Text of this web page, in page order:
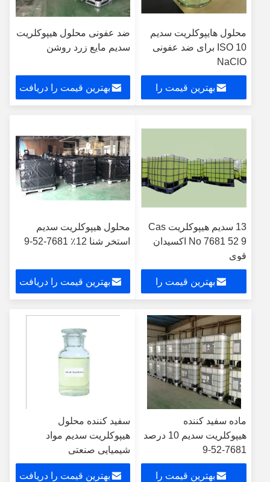
محلول هایپوکلریت سدیم
ISO 10 برای ضد عفونی
NaClO
بهترین قیمت را
ضد عفونی محلول هیپوکلریت
سدیم مایع زرد روشن
بهترین قیمت را دریافت
13 سدیم هیپوکلریت Cas
No 7681 52 9 اکسیدان
قوی
بهترین قیمت را
محلول هیپوکلریت سدیم
استخر شنا 12٪ 7681-52-9
بهترین قیمت را دریافت
ماده سفید کننده
هیپوکلریت سدیم 10 درصد
7681-52-9
بهترین قیمت را
سفید کننده محلول
هیپوکلریت سدیم مواد
شیمیایی صنعتی
بهترین قیمت را دریافت